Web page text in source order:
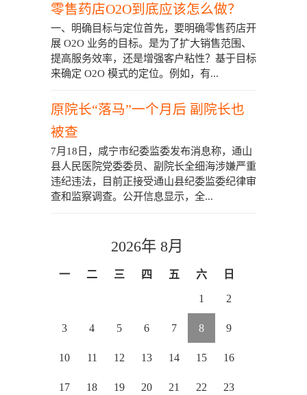
零售药店O2O到底应该怎么做？
一、明确目标与定位首先，要明确零售药店开
展 O2O 业务的目标。是为了扩大销售范围、
提高服务效率，还是增强客户粘性？基于目标
来确定 O2O 模式的定位。例如，有...
原院长“落马”一个月后 副院长也
被查
7月18日，咸宁市纪委监委发布消息称，通山
县人民医院党委委员、副院长全细海涉嫌严重
违纪违法，目前正接受通山县纪委监委纪律审
查和监察调查。公开信息显示，全...
2026年 8月
一 二 三 四 五 六 日
1 2
3 4 5 6 7 8 9
10 11 12 13 14 15 16
17 18 19 20 21 22 23